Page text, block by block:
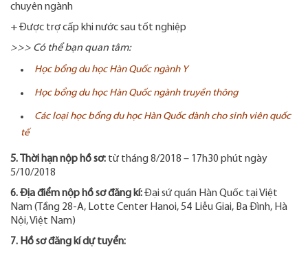
chuyên ngành
+ Được trợ cấp khi nước sau tốt nghiệp
>>> Có thể bạn quan tâm:
Học bổng du học Hàn Quốc ngành Y
Học bổng du học Hàn Quốc ngành truyền thông
Các loại học bổng du học Hàn Quốc dành cho sinh viên quốc
tế
5. Thời hạn nộp hồ sơ: từ tháng 8/2018 – 17h30 phút ngày
5/10/2018
6. Địa điểm nộp hồ sơ đăng kí:Đại sứ quán Hàn Quốc tại Việt
Nam (Tầng 28-A, Lotte Center Hanoi, 54 Liễu Giai, Ba Đình, Hà
Nội, Việt Nam)
7. Hồ sơ đăng kí dự tuyển: